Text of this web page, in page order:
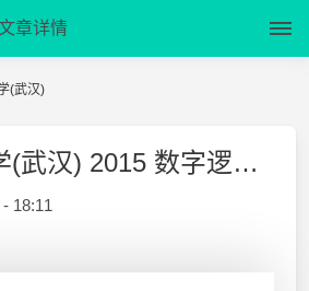
章详情
(武汉)
中国地质大学(武汉) 2015 数字逻辑试题 20150520
18:11